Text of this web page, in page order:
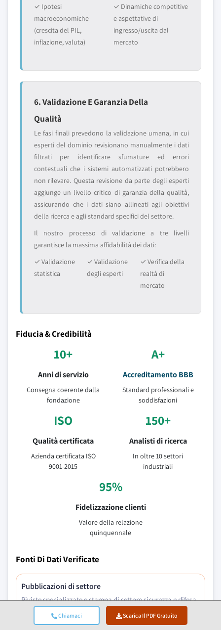
Chiamaci Scarica Il PDF Gratuito
✓ Ipotesi
macroeconomiche
(crescita del PIL,
inflazione, valuta)
✓ Dinamiche competitive
e aspettative di
ingresso/uscita dal
mercato
6. Validazione E Garanzia Della
Qualità
Le fasi finali prevedono la validazione umana, in cui
esperti del dominio revisionano manualmente i dati
filtrati per identificare sfumature ed errori
contestuali che i sistemi automatizzati potrebbero
non rilevare. Questa revisione da parte degli esperti
aggiunge un livello critico di garanzia della qualità,
assicurando che i dati siano allineati agli obiettivi
della ricerca e agli standard specifici del settore.
Il nostro processo di validazione a tre livelli
garantisce la massima affidabilità dei dati:
✓ Validazione
statistica
✓ Validazione
degli esperti
✓ Verifica della
realtà di
mercato
Fiducia & Credibilità
10+
Anni di servizio
Consegna coerente dalla
fondazione
A+
Accreditamento BBB
Standard professionali e
soddisfazioni
ISO
Qualità certificata
Azienda certificata ISO
9001-2015
150+
Analisti di ricerca
In oltre 10 settori
industriali
95%
Fidelizzazione clienti
Valore della relazione
quinquennale
Fonti Di Dati Verificate
Pubblicazioni di settore
Riviste specializzate e stampa di settore sicurezza e difesa